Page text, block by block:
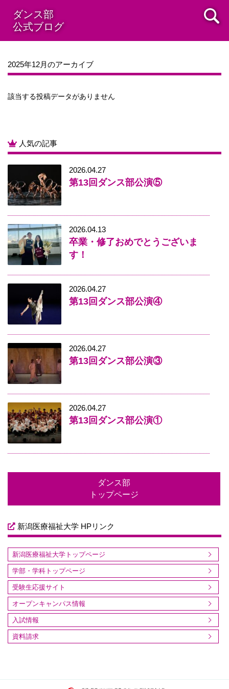
ダンス部
公式ブログ
2025年12月のアーカイブ
該当する投稿データがありません
人気の記事
2026.04.27
第13回ダンス部公演⑤
2026.04.13
卒業・修了おめでとうございま
す！
2026.04.27
第13回ダンス部公演④
2026.04.27
第13回ダンス部公演③
2026.04.27
第13回ダンス部公演①
2014年08月
2014年04月
2014年03月
2013年12月
ダンス部
トップページ
新潟医療福祉大学 HPリンク
新潟医療福祉大学トップページ
学部・学科トップページ
受験生応援サイト
オープンキャンパス情報
入試情報
資料請求